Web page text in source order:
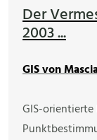
Der
2003 ...
GIS von
GIS-